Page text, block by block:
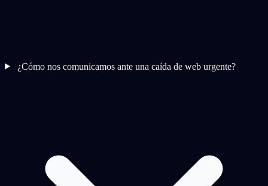
¿Cómo nos comunicamos ante una caída de web urgente?